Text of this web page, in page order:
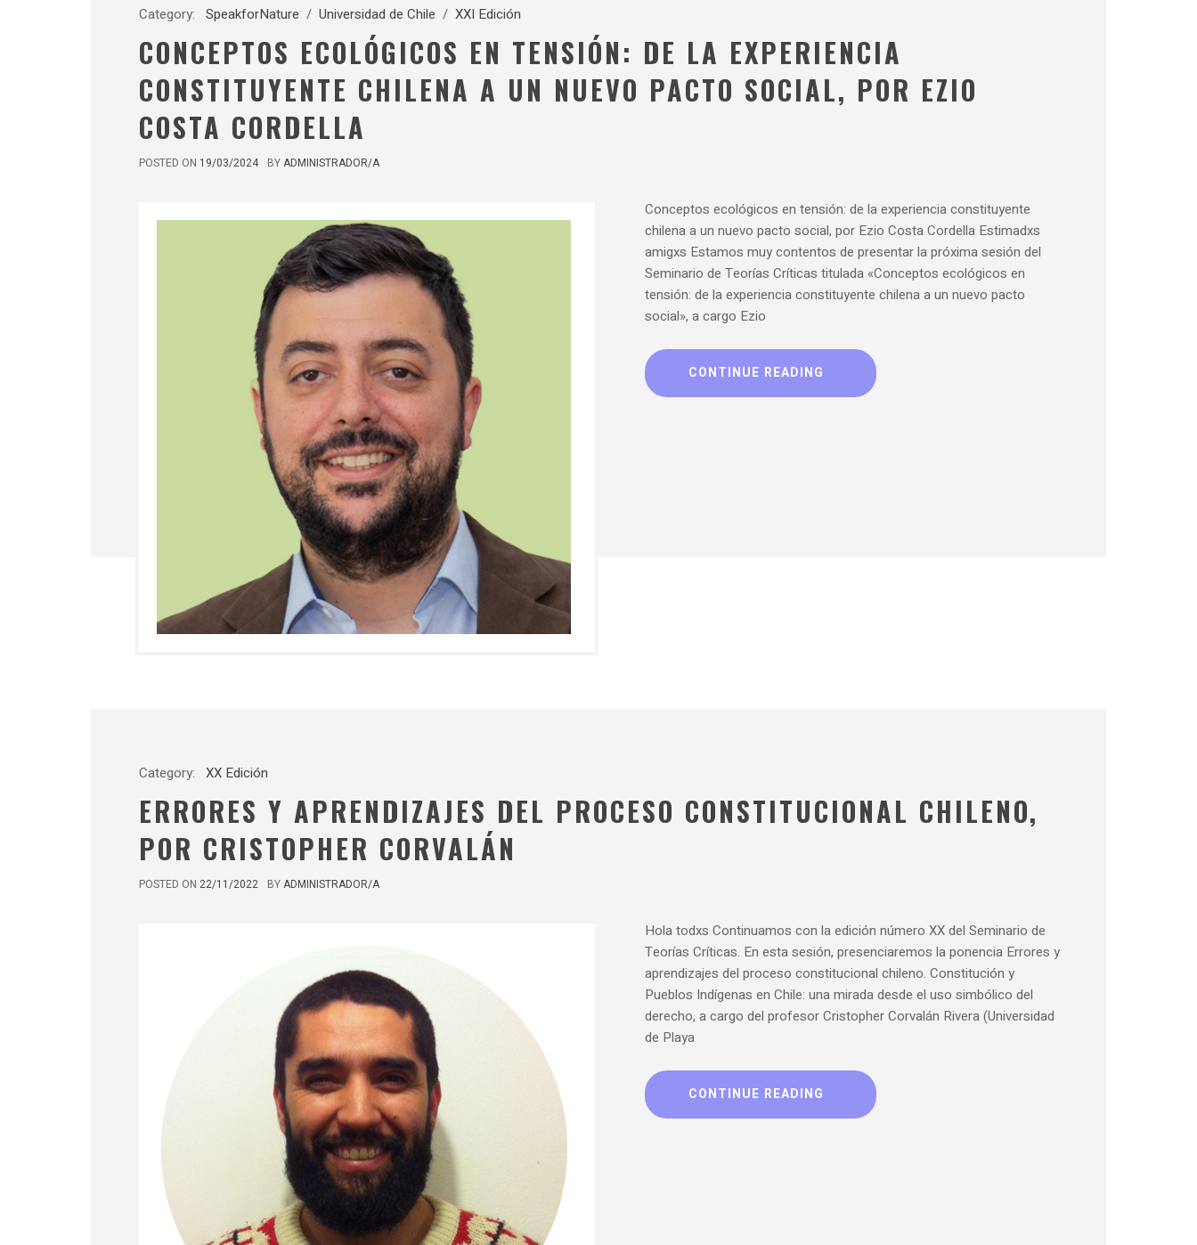
Category: SpeakforNature / Universidad de Chile / XXI Edición
CONCEPTOS ECOLÓGICOS EN TENSIÓN: DE LA EXPERIENCIA
CONSTITUYENTE CHILENA A UN NUEVO PACTO SOCIAL, POR EZIO
COSTA CORDELLA
POSTED ON 19/03/2024 BYADMINISTRADOR/A
Conceptos ecológicos en tensión: de la experiencia constituyente
chilena a un nuevo pacto social, por Ezio Costa Cordella Estimadxs
amigxs Estamos muy contentos de presentar la próxima sesión del
Seminario de Teorías Críticas titulada «Conceptos ecológicos en
tensión: de la experiencia constituyente chilena a un nuevo pacto
social», a cargo Ezio
CONTINUE READING
Category: XX Edición
ERRORES Y APRENDIZAJES DEL PROCESO CONSTITUCIONAL CHILENO,
POR CRISTOPHER CORVALÁN
POSTED ON 22/11/2022 BYADMINISTRADOR/A
Hola todxs Continuamos con la edición número XX del Seminario de
Teorías Críticas. En esta sesión, presenciaremos la ponencia Errores y
aprendizajes del proceso constitucional chileno. Constitución y
Pueblos Indígenas en Chile: una mirada desde el uso simbólico del
derecho, a cargo del profesor Cristopher Corvalán Rivera (Universidad
de Playa
CONTINUE READING